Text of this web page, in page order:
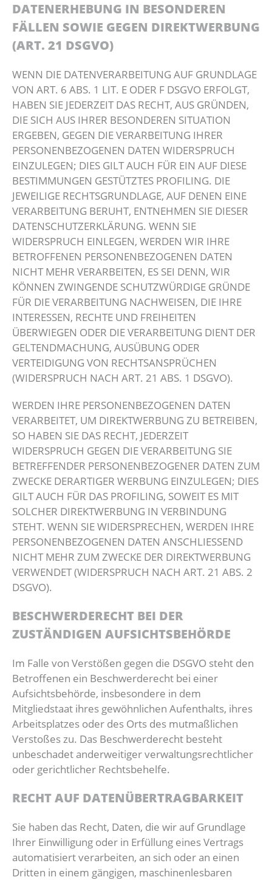
DATENERHEBUNG IN BESONDEREN
FÄLLEN SOWIE GEGEN DIREKTWERBUNG
(ART. 21 DSGVO)
WENN DIE DATENVERARBEITUNG AUF GRUNDLAGE
VON ART. 6 ABS. 1 LIT. E ODER F DSGVO ERFOLGT,
HABEN SIE JEDERZEIT DAS RECHT, AUS GRÜNDEN,
DIE SICH AUS IHRER BESONDEREN SITUATION
ERGEBEN, GEGEN DIE VERARBEITUNG IHRER
PERSONENBEZOGENEN DATEN WIDERSPRUCH
EINZULEGEN; DIES GILT AUCH FÜR EIN AUF DIESE
BESTIMMUNGEN GESTÜTZTES PROFILING. DIE
JEWEILIGE RECHTSGRUNDLAGE, AUF DENEN EINE
VERARBEITUNG BERUHT, ENTNEHMEN SIE DIESER
DATENSCHUTZERKLÄRUNG. WENN SIE
WIDERSPRUCH EINLEGEN, WERDEN WIR IHRE
BETROFFENEN PERSONENBEZOGENEN DATEN
NICHT MEHR VERARBEITEN, ES SEI DENN, WIR
KÖNNEN ZWINGENDE SCHUTZWÜRDIGE GRÜNDE
FÜR DIE VERARBEITUNG NACHWEISEN, DIE IHRE
INTERESSEN, RECHTE UND FREIHEITEN
ÜBERWIEGEN ODER DIE VERARBEITUNG DIENT DER
GELTENDMACHUNG, AUSÜBUNG ODER
VERTEIDIGUNG VON RECHTSANSPRÜCHEN
(WIDERSPRUCH NACH ART. 21 ABS. 1 DSGVO).
WERDEN IHRE PERSONENBEZOGENEN DATEN
VERARBEITET, UM DIREKTWERBUNG ZU BETREIBEN,
SO HABEN SIE DAS RECHT, JEDERZEIT
WIDERSPRUCH GEGEN DIE VERARBEITUNG SIE
BETREFFENDER PERSONENBEZOGENER DATEN ZUM
ZWECKE DERARTIGER WERBUNG EINZULEGEN; DIES
GILT AUCH FÜR DAS PROFILING, SOWEIT ES MIT
SOLCHER DIREKTWERBUNG IN VERBINDUNG
STEHT. WENN SIE WIDERSPRECHEN, WERDEN IHRE
PERSONENBEZOGENEN DATEN ANSCHLIESSEND
NICHT MEHR ZUM ZWECKE DER DIREKTWERBUNG
VERWENDET (WIDERSPRUCH NACH ART. 21 ABS. 2
DSGVO).
BESCHWERDE­RECHT BEI DER
ZUSTÄNDIGEN AUFSICHTS­BEHÖRDE
Im Falle von Verstößen gegen die DSGVO steht den
Betroffenen ein Beschwerderecht bei einer
Aufsichtsbehörde, insbesondere in dem
Mitgliedstaat ihres gewöhnlichen Aufenthalts, ihres
Arbeitsplatzes oder des Orts des mutmaßlichen
Verstoßes zu. Das Beschwerderecht besteht
unbeschadet anderweitiger verwaltungsrechtlicher
oder gerichtlicher Rechtsbehelfe.
RECHT AUF DATEN­ÜBERTRAG­BARKEIT
Sie haben das Recht, Daten, die wir auf Grundlage
Ihrer Einwilligung oder in Erfüllung eines Vertrags
automatisiert verarbeiten, an sich oder an einen
Dritten in einem gängigen, maschinenlesbaren